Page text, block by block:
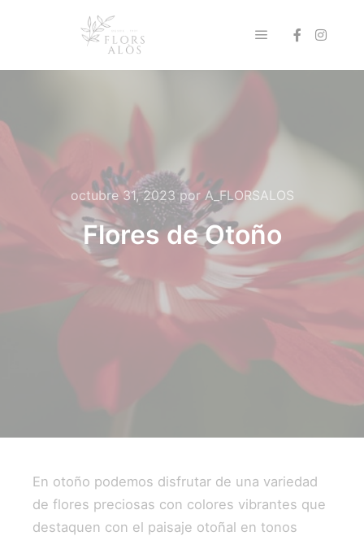
octubre 31, 2023 porA_FLORSALOS
Flores de Otoño
En otoño podemos disfrutar de una variedad
de flores preciosas con colores vibrantes que
destaquen con el paisaje otoñal en tonos